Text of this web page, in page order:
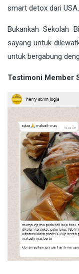
smart detox dari USA.
Bukankah Sekolah
sayang untuk
untuk bergabung
Testimoni Member